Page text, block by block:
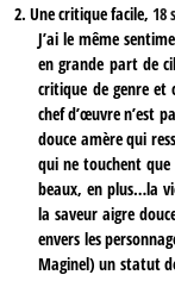
2. Une critique facile,18
J’ai le même
en grande part de
critique de genre et
chef d’œuvre n’est
douce amère qui
qui ne touchent
beaux, en plus…la
la saveur aigre
envers les
Maginel) un statut